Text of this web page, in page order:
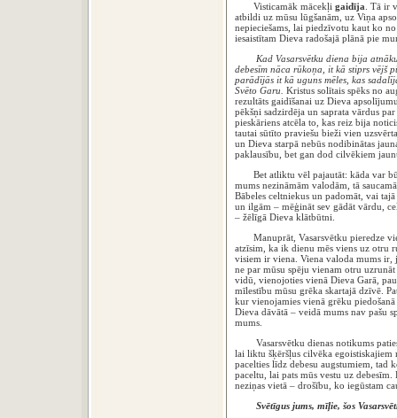
Visticamāk mācekļi gaidīja . Tā ir
atbildi uz mūsu lūgšanām, uz Viņa
nepieciešams, lai piedzīvotu kaut ko
iesaistītam Dieva radošajā plānā pie
Kad Vasarsvētku diena bija
debesīm nāca rūkoņa, it kā stiprs vējš
parādījās it kā uguns mēles, kas
Svēto Garu. Kristus solītais spēks no
rezultāts gaidīšanai uz Dieva
pēkšņi sadzirdēja un saprata vārdus
pieskāriens atcēla to, kas reiz bija
tautai sūtīto praviešu bieži vien
un Dieva starpā nebūs nodibinātas
paklausību, bet gan dod cilvēkiem
Bet atliktu vēl pajautāt: kāda var būt
mums nezināmām valodām, tā
Bābeles celtniekus un padomāt, vai
un ilgām – mēģināt sev gādāt vārdu,
– žēlīgā Dieva klātbūtni.
Manuprāt, Vasarsvētku pieredze
atzīsim, ka ik dienu mēs viens uz otru
visiem ir viena. Viena valoda mums
ne par mūsu spēju vienam otru
vidū, vienojoties vienā Dieva Garā,
mīlestību mūsu grēka skartajā dzīvē.
kur vienojamies vienā grēku
Dieva dāvātā – veidā mums nav pašu
mums.
Vasarsvētku dienas notikums
lai liktu šķēršļus cilvēka
pacelties līdz debesu augstumiem, tad
paceltu, lai pats mūs vestu uz
neziņas vietā – drošību, ko iegūstam
Svētīgus jums, mīļie, šos